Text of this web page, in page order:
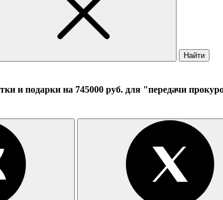
Найти
и подарки на 745000 руб. для "передачи